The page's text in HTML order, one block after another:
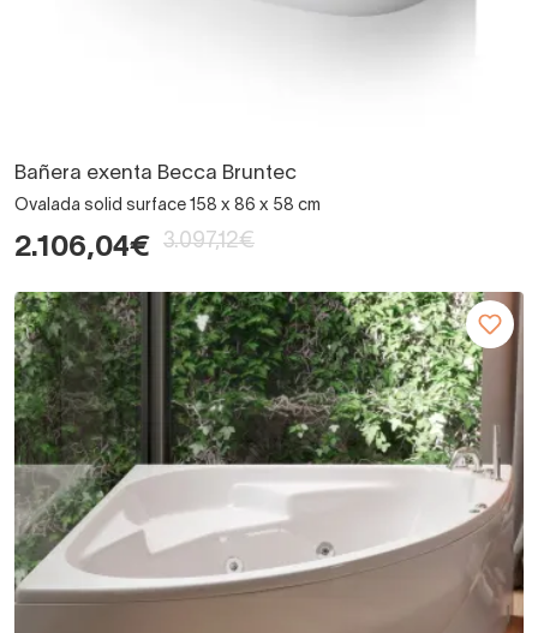
Bañera exenta Becca Bruntec
Ovalada solid surface 158 x 86 x 58 cm
2.106,04€ 3.097,12€